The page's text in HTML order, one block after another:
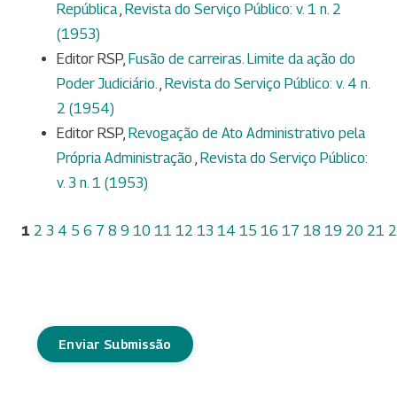
República, Revista do Serviço Público: v. 1 n. 2
(1953)
Editor RSP, Fusão de carreiras. Limite da ação do
Poder Judiciário., Revista do Serviço Público: v. 4 n.
2 (1954)
Editor RSP, Revogação de Ato Administrativo pela
Própria Administração , Revista do Serviço Público:
v. 3 n. 1 (1953)
1 2 3 4 5 6 7 8 9 10 11 12 13 14 15 16 17 18 19 20 21
Enviar Submissão